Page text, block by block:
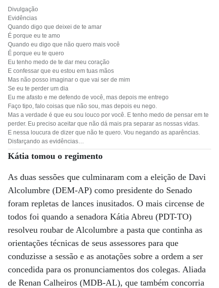
Divulgação
Evidências
Quando digo que deixei de te amar
É porque eu te amo
Quando eu digo que não quero mais você
É porque eu te quero
Eu tenho medo de te dar meu coração
E confessar que eu estou em tuas mãos
Mas não posso imaginar o que vai ser de mim
Se eu te perder um dia
Eu me afasto e me defendo de você, mas depois me entrego
Faço tipo, falo coisas que não sou, mas depois eu nego.
Mas a verdade é que eu sou louco por você. E tenho medo de pensar em te
perder. Eu preciso aceitar que não dá mais pra separar as nossas vidas.
E nessa loucura de dizer que não te quero. Vou negando as aparências.
Disfarçando as evidências…
Kátia tomou o regimento
As duas sessões que culminaram com a eleição de Davi
Alcolumbre (DEM-AP) como presidente do Senado
foram repletas de lances inusitados. O mais circense de
todos foi quando a senadora Kátia Abreu (PDT-TO)
resolveu roubar de Alcolumbre a pasta que continha as
orientações técnicas de seus assessores para que
conduzisse a sessão e as anotações sobre a ordem a ser
concedida para os pronunciamentos dos colegas. Aliada
de Renan Calheiros (MDB-AL), que também concorria